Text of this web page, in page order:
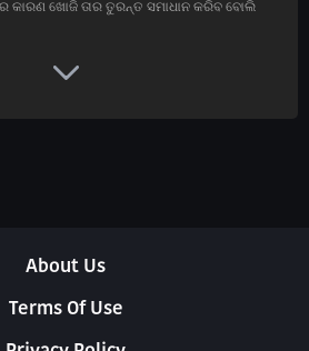
କାରଣ ଖୋଜି ତାର ତୁରନ୍ତ ସମାଧାନ କରିବ ବୋଲି
About Us
Terms Of Use